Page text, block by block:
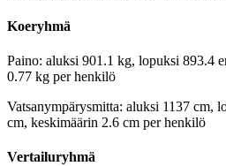
Koeryhmä
Paino: aluksi 901.1 kg, lopuksi 893.4
0.77 kg per henkilö
Vatsanympärysmitta: aluksi 1137 cm,
cm, keskimäärin 2.6 cm per henkilö
Vertailuryhmä